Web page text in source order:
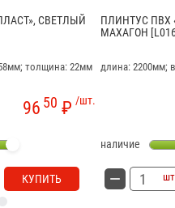
СВЕТЛЫЙ
толщина: 22мм
/шт.
96 50 ₽
КУПИТЬ
ПЛИНТУС ПВХ
МАХАГОН
длина: 2200мм;
наличие